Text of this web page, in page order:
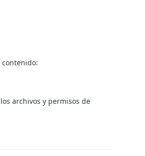
archivos y permisos de